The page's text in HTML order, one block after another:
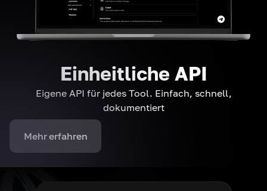
Einheitliche API
Eigene API für jedes Tool. Einfach, schnell,
dokumentiert
Mehr erfahren